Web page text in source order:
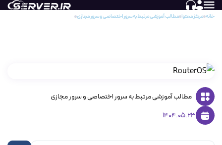
خانه مرکز محتوا مطالب آموزشی مرتبط به سرور اختصاصی و سرور مجازی
مطالب آموزشی مرتبط به سرور اختصاصی و سرور مجازی
1404.05.23